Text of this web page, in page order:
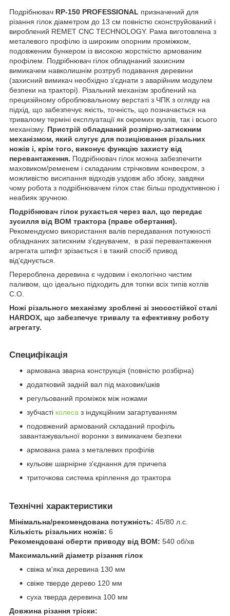
Подрібнювач RP-150 PROFESSIONAL призначений для
різання гілок діаметром до 13 см повністю сконструйований і
вироблений REMET CNC TECHNOLOGY. Рама виготовлена з
металевого профілю із широким опорним проміжком,
подовженим бункером із високою жорсткістю армованим
профілем. Подрібнювач гілок обладнаний захисним
вимикачем навколишнім розтруб подавання деревини
(захисний вимикач необхідно з'єднати з аварійним модулем
безпеки на тракторі). Різальний механізм зроблений на
прецизійному оброблювальному верстаті з ЧПК з огляду на
підхід, що забезпечує якість, точність, що позначається на
тривалому терміні експлуатації як окремих вузлів, так і всього
механізму. Пристрій обладнаний розпірно-затискним
механізмом, який слугує для позиціювання різальних
ножів і, крім того, виконує функцію захисту від
перевантаження. Подрібнювач гілок можна забезпечити
маховиком/ременем і складаним стрічковим конвеєром, з
можливістю висипання відходів уздовж або збоку, завдяки
чому робота з подрібнювачем гілок стає більш продуктивною і
неабияк зручною.
Подрібнювач гілок рухається через вал, що передає
зусилля від ВОМ трактора (праве обертання).
Рекомендуємо використання валів передавання потужності
обладнаних затискним з'єднувачем, в разі перевантаження
агрегата штифт зрізається і в такий спосіб привод
від'єднується.
Перероблена деревина є чудовим і екологічно чистим
паливом, що ідеально підходить для топки всіх типів котлів
С.О.
Ножі різального механізму зроблені зі зносостійкої сталі
HARDOX, що забезпечує тривалу та ефективну роботу
агрегату.
Специфікація
армована зварна конструкція (повністю розбірна)
додатковий задній вал під маховик/шків
регульований проміжок між ножами
зубчасті колеса з індукційним загартуванням
подовжений армований складаний профіль
завантажувальної воронки з вимикачем безпеки
армована рама з металевих профілів
кульове шарнірне з'єднання для причепа
триточкова система кріплення до трактора
Технічні характеристики
Мінімальна/рекомендована потужність: 45/80 л.с.
Кількість різальних ножів: 6
Рекомендовані оберти приводу від ВОМ: 540 об/хв
Максимальний діаметр різання гілок
свіжа м'яка деревина 130 мм
свіже тверде дерево 120 мм
суха тверда деревина 100 мм
Довжина різання тріски: